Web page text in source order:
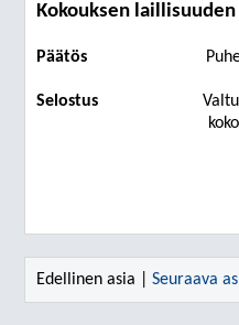
Kokouksen
Päätös
Selostus
Edellinen asia | Seuraava